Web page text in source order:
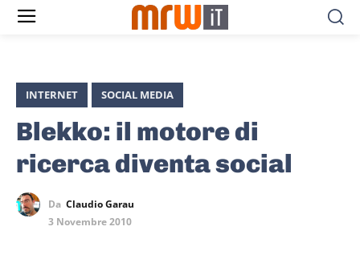
INTERNET SOCIAL MEDIA
Blekko: il motore di
ricerca diventa social
Da Claudio Garau
3 Novembre 2010